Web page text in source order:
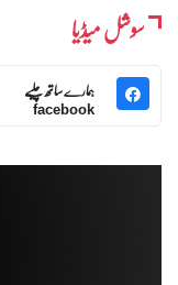
سوشل میڈیا
ہمارے ساتھ چلیے
facebook